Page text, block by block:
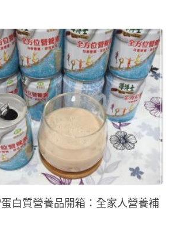
白質營養品開箱：全家人營養補